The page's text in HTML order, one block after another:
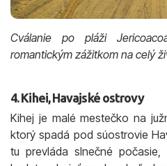
Cválanie po pláži
romantickým zážitkom na celý
4. Kihei, Havajské ostrovy
Kihej je malé mestečko na
ktorý spadá pod súostrovie
tu prevláda slnečné